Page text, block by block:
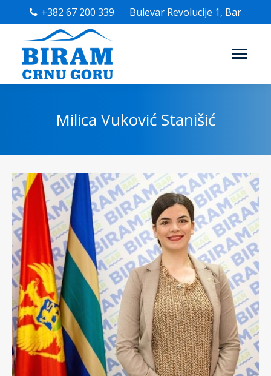
+382 67 200 339 Bulevar Revolucije 1, Bar
Milica Vuković Stanišić